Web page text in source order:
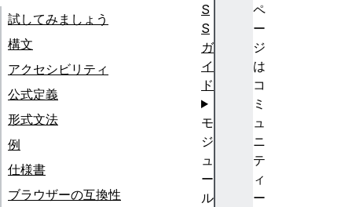
ペ
ー
ジ
は
コ
ミ
ュ
ニ
テ
ィ
ー
試してみましょう
構文
アクセシビリティ
公式定義
形式文法
例
仕様書
ブラウザーの互換性
S
S
ガ
イ
ド
モ
ジ
ュ
ー
ル